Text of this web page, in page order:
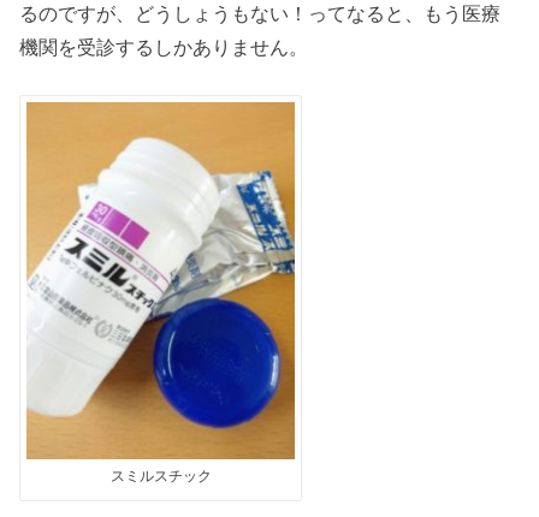
るのですが、どうしょうもない！ってなると、もう医療
機関を受診するしかありません。
スミルスチック